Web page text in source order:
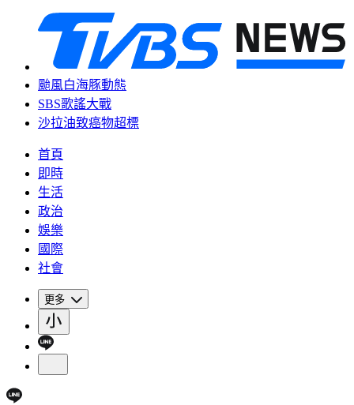
颱風白海豚動態
SBS歌謠大戰
沙拉油致癌物超標
首頁
即時
生活
政治
娛樂
國際
社會
更多